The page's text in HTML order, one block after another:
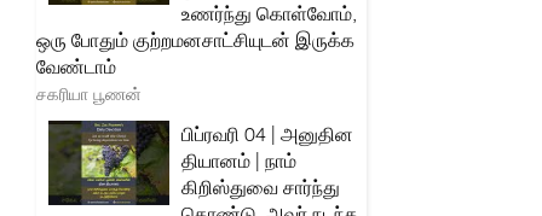
உணர்ந்து கொள்வோம்,
ஒரு போதும் குற்றமனசாட்சியுடன் இருக்க
வேண்டாம்
சகரியா பூணன்
பிப்ரவரி 04 | அனுதின
தியானம் | நாம்
கிறிஸ்துவை சார்ந்து